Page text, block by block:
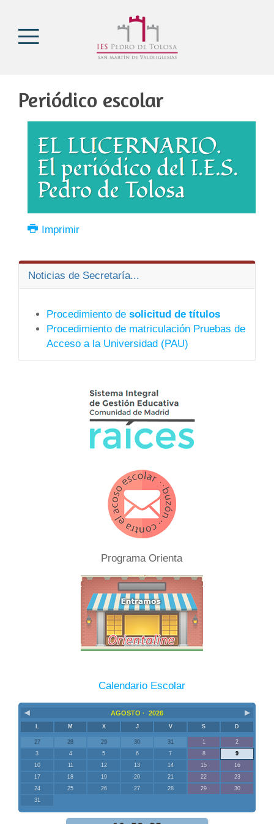
Periódico escolar
Imprimir
Noticias de Secretaría...
Procedimiento de solicitud de títulos
Procedimiento de matriculación Pruebas de
Acceso a la Universidad (PAU)
Programa Orienta
Calendario Escolar
◀ AGOSTO · 2026 ▶
M X J V S D
27 28 29 30 31 1
2
3
4 5 6 7 8
9
10
11 12 13 14 15
16
17
18 19 20 21 22
23
24
25 26 27 28 29
30
31